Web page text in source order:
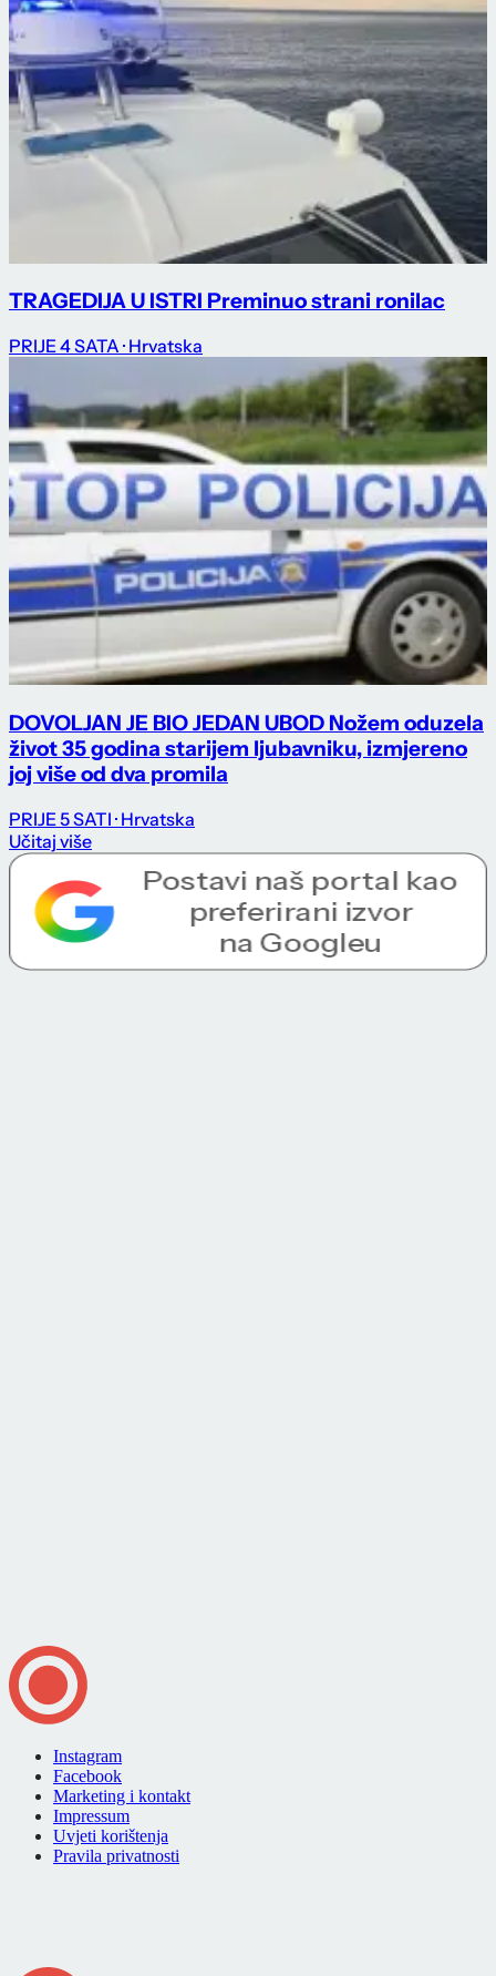
TRAGEDIJA U ISTRI Preminuo strani ronilac
PRIJE 4 SATA · Hrvatska
DOVOLJAN JE BIO JEDAN UBOD Nožem oduzela
život 35 godina starijem ljubavniku, izmjereno
joj više od dva promila
PRIJE 5 SATI · Hrvatska
Učitaj više
Instagram
Facebook
Marketing i kontakt
Impressum
Uvjeti korištenja
Pravila privatnosti